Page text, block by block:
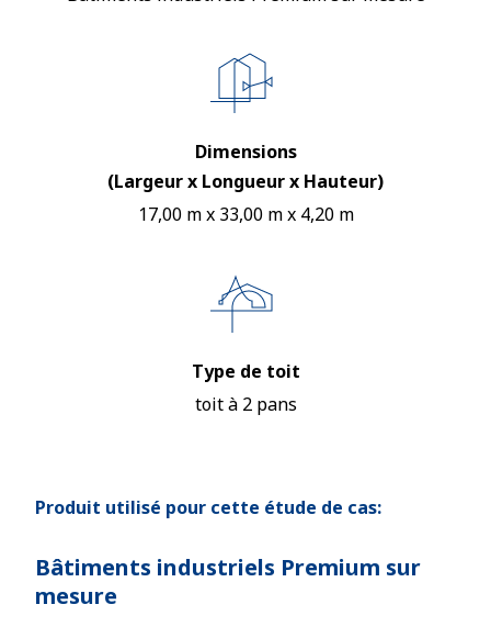
Dimensions
(Largeur x Longueur x Hauteur)
17,00 m x 33,00 m x 4,20 m
Type de toit
toit à 2 pans
Produit utilisé pour cette étude de cas:
Bâtiments industriels Premium sur
mesure